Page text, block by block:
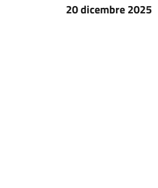
20 dicembre 2025